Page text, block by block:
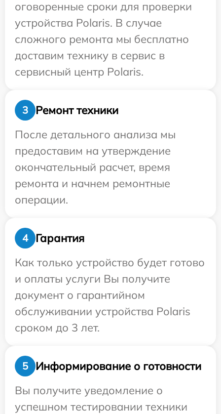
оговоренные сроки для проверки
устройства Polaris. В случае
сложного ремонта мы бесплатно
доставим технику в сервис в
сервисный центр Polaris.
3
Ремонт техники
После детального анализа мы
предоставим на утверждение
окончательный расчет, время
ремонта и начнем ремонтные
операции.
4
Гарантия
Как только устройство будет готово
и оплаты услуги Вы получите
документ о гарантийном
обслуживании устройства Polaris
сроком до 3 лет.
5
Информирование о готовности
Вы получите уведомление о
успешном тестировании техники